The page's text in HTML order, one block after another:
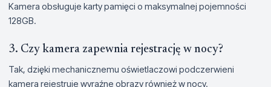
Kamera obsługuje karty pamięci o maksymalnej pojemności
128GB.
3. Czy kamera zapewnia rejestrację w nocy?
Tak, dzięki mechanicznemu oświetlaczowi podczerwieni
kamera rejestruje wyraźne obrazy również w nocy.